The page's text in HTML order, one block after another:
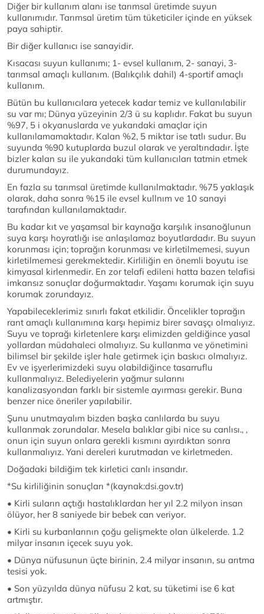
Diğer bir kullanım alanı ise tarımsal üretimde suyun
kullanımıdır. Tarımsal üretim tüm tüketiciler içinde en yüksek
paya sahiptir.
Bir diğer kullanıcı ise sanayidir.
Kısacası suyun kullanımı; 1- evsel kullanım, 2- sanayi, 3-
tarımsal amaçlı kullanım. (Balıkçılık dahil) 4-sportif amaçlı
kullanım.
Bütün bu kullanıcılara yetecek kadar temiz ve kullanılabilir
su var mı; Dünya yüzeyinin 2/3 ü su kaplıdır. Fakat bu suyun
%97, 5 i okyanuslarda ve yukarıdaki amaçlar için
kullanılamamaktadır. Kalan %2, 5 miktar ise tatlı sudur. Bu
suyunda %90 kutuplarda buzul olarak ve yeraltındadır. İşte
bizler kalan su ile yukarıdaki tüm kullanıcıları tatmin etmek
durumundayız.
En fazla su tarımsal üretimde kullanılmaktadır. %75 yaklaşık
olarak, daha sonra %15 ile evsel kullnım ve 10 sanayi
tarafından kullanılamaktadır.
Bu kadar kıt ve yaşamsal bir kaynağa karşılık insanoğlunun
suya karşı hoyratlığı ise anlaşılamaz boyutlardadır. Bu suyun
korunması için; toprağın korunması ve kirletilmemesi, suyun
kirletilmemesi gerekmektedir. Kirliliğin en önemli boyutu ise
kimyasal kirlenmedir. En zor telafi edileni hatta bazen telafisi
imkansız sonuçlar doğurmaktadır. Yaşamı korumak için suyu
korumak zorundayız.
Yapabileceklerimiz sınırlı fakat etkilidir. Öncelikler toprağın
rant amaçlı kullanımına karşı hepimiz birer savaşçı olmalıyız.
Suyu ve toprağı kirletenlere karşı elimizden geldiğince yasal
yollardan müdahaleci olmalıyız. Su kullanma ve yönetimini
bilimsel bir şekilde işler hale getirmek için baskıcı olmalıyız.
Ev ve işyerlerimizdeki suyu olabildiğince tasarruflu
kullanmalıyız. Belediyelerin yağmur sularını
kanalizasyondan farklı bir sistemle ayırması gerekir. Buna
benzer nice öneriler yapılabilir.
Şunu unutmayalım bizden başka canlılarda bu suyu
kullanmak zorundalar. Mesela balıklar gibi nice su canlısı., ,
onun için suyun onlara gerekli kısmını ayırdıktan sonra
kullanmalıyız. Yani dereleri kurutmadan ve kirletmeden.
Doğadaki bildiğim tek kirletici canlı insandır.
*Su kirliliğinin sonuçları *(kaynak:dsi.gov.tr)
• Kirli suların açtığı hastalıklardan her yıl 2.2 milyon insan
ölüyor, her 8 saniyede bir bebek can veriyor.
• Kirli su kurbanlarının çoğu gelişmekte olan ülkelerde. 1.2
milyar insanın içecek suyu yok.
• Dünya nüfusunun üçte birinin, 2.4 milyar insanın, su arıtma
tesisi yok.
• Son yüzyılda dünya nüfusu 2 kat, su tüketimi ise 6 kat
artmıştır.